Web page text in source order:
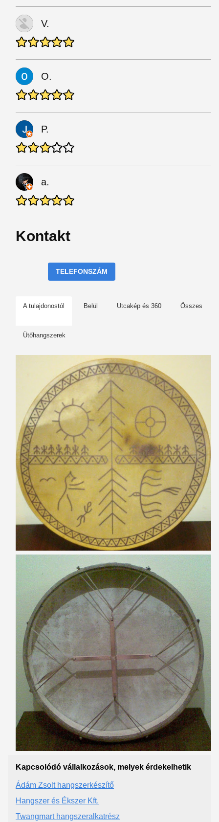
V.
O.
P.
a.
Kontakt
TELEFONSZÁM
A tulajdonostól Belül Utcakép és 360 Összes
Ütőhangszerek
Kapcsolódó vállalkozások, melyek érdekelhetik
Ádám Zsolt hangszerkészítő
Hangszer és Ékszer Kft.
Twangmart hangszeralkatrész